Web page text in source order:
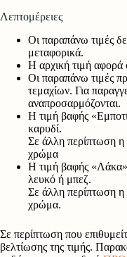
Λεπτομέρειες
Οι παραπάνω τιμές
μεταφορικά.
Η αρχική τιμή αφορά
Οι παραπάνω τιμές
τεμαχίων. Για
αναπροσαρμόζονται.
Η τιμή βαφής
καρυδί.
Σε άλλη περίπτωση η
χρώμα
Η τιμή βαφής
λευκό ή μπεζ.
Σε άλλη περίπτωση η
χρώμα.
Σε περίπτωση που
βελτίωσης της τιμής.